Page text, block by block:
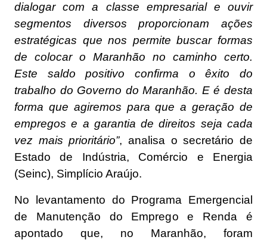
dialogar com a classe empresarial e ouvir
segmentos diversos proporcionam ações
estratégicas que nos permite buscar formas
de colocar o Maranhão no caminho certo.
Este saldo positivo confirma o êxito do
trabalho do Governo do Maranhão. E é desta
forma que agiremos para que a geração de
empregos e a garantia de direitos seja cada
vez mais prioritário”, analisa o secretário de
Estado de Indústria, Comércio e Energia
(Seinc), Simplício Araújo.
No levantamento do Programa Emergencial
de Manutenção do Emprego e Renda é
apontado que, no Maranhão, foram